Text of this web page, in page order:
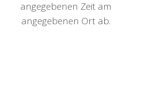
angegebenen Zeit am
angegebenen Ort ab.